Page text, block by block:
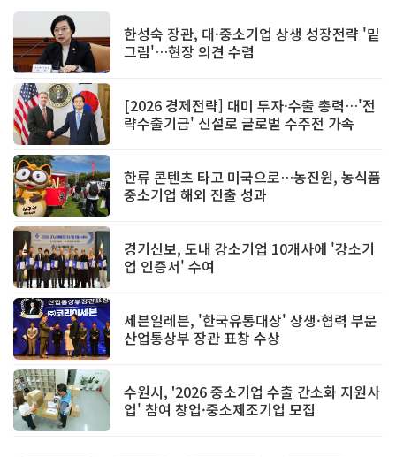
한성숙 장관, 대·중소기업 상생 성장전략 '밑
그림'…현장 의견 수렴
[2026 경제전략] 대미 투자·수출 총력…'전
략수출기금' 신설로 글로벌 수주전 가속
한류 콘텐츠 타고 미국으로…농진원, 농식품
중소기업 해외 진출 성과
경기신보, 도내 강소기업 10개사에 '강소기
업 인증서' 수여
세븐일레븐, '한국유통대상' 상생·협력 부문
산업통상부 장관 표창 수상
수원시, '2026 중소기업 수출 간소화 지원사
업' 참여 창업·중소제조기업 모집